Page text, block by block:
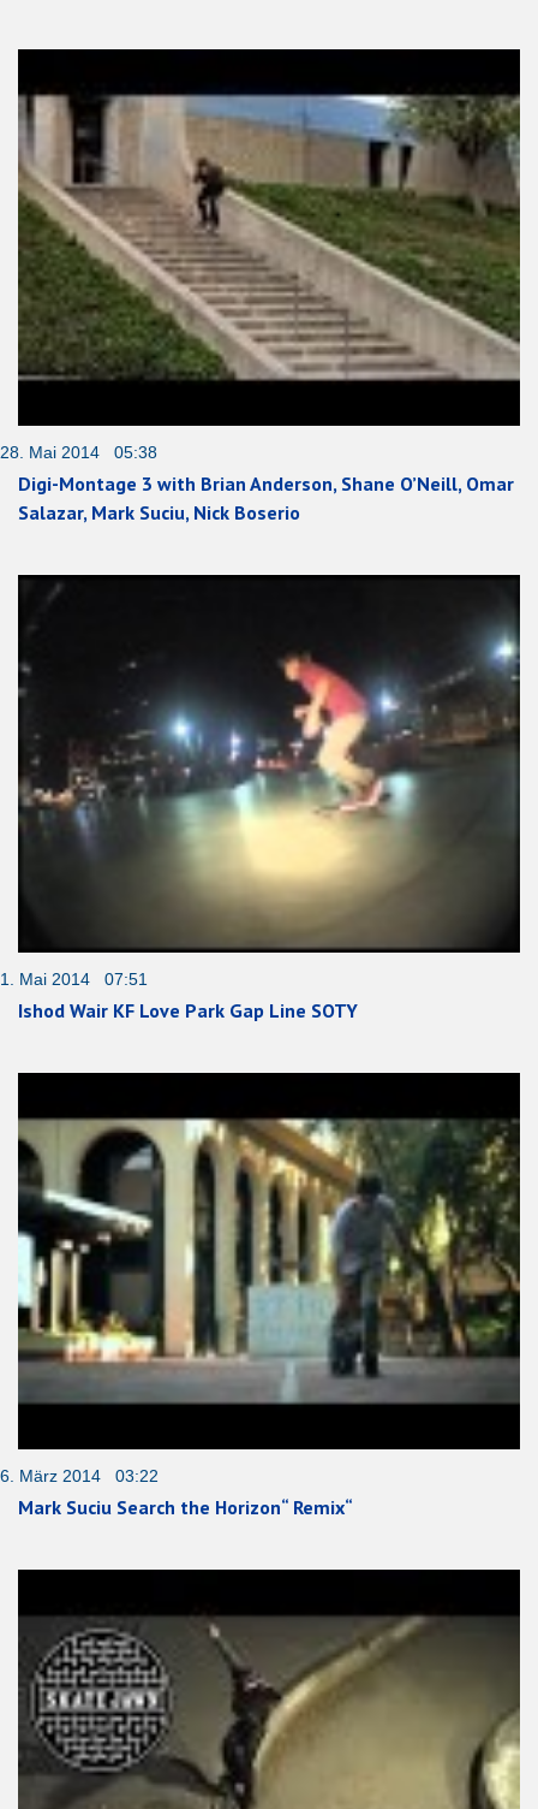
28. Mai 2014 05:38
Digi-Montage 3 with Brian Anderson, Shane O’Neill, Omar
Salazar, Mark Suciu, Nick Boserio
1. Mai 2014 07:51
Ishod Wair KF Love Park Gap Line SOTY
6. März 2014 03:22
Mark Suciu Search the Horizon“ Remix“